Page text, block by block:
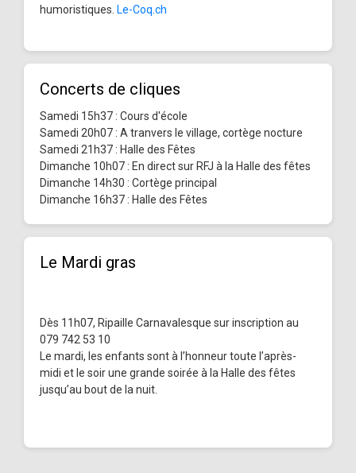
humoristiques. Le-Coq.ch
Concerts de cliques
Samedi 15h37 : Cours d'école
Samedi 20h07 : A tranvers le village, cortège nocture
Samedi 21h37 : Halle des Fêtes
Dimanche 10h07 : En direct sur RFJ à la Halle des fêtes
Dimanche 14h30 : Cortège principal
Dimanche 16h37 : Halle des Fêtes
Le Mardi gras
Dès 11h07, Ripaille Carnavalesque sur inscription au
079 742 53 10
Le mardi, les enfants sont à l’honneur toute l’après-
midi et le soir une grande soirée à la Halle des fêtes
jusqu’au bout de la nuit.